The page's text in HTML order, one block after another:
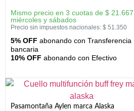
Mismo precio en 3 cuotas de $ 21.667
miércoles y sábados
Precio sin impuestos nacionales: $ 51.350
5% OFF abonando con Transferencia
bancaria
10% OFF abonando con Efectivo
Pasamontaña Aylen marca Alaska